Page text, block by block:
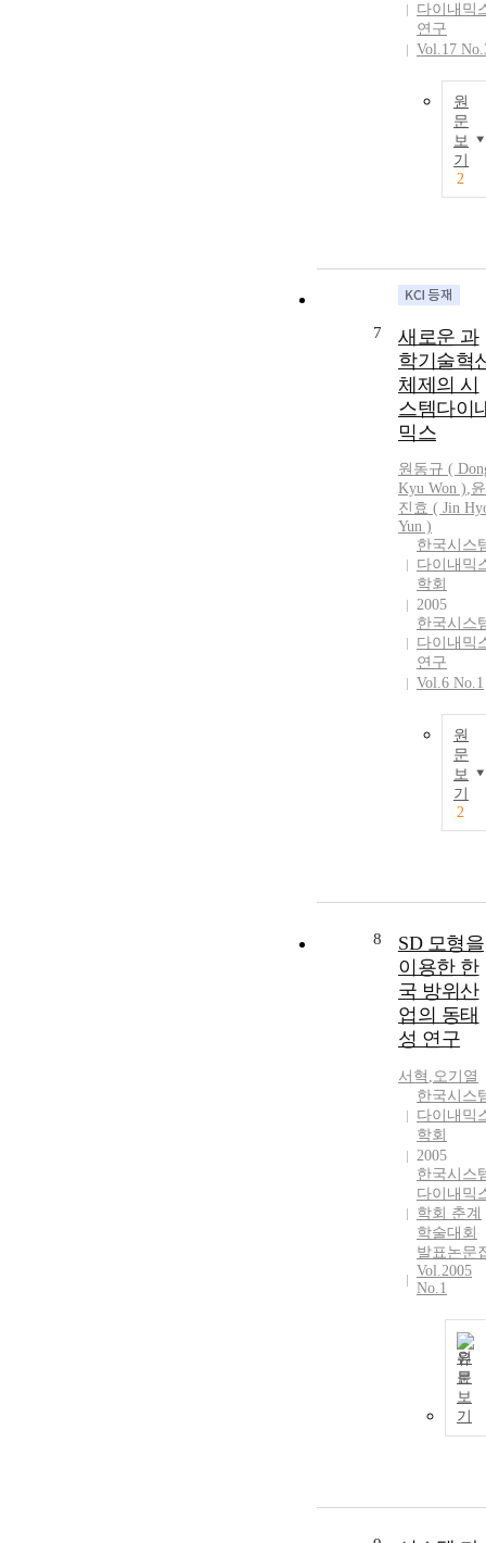
다이내믹
연구
Vol.17
원
문
보
기
2
7
새로운 과
학기술혁
체제의 시
스템다이
믹스
원동규 (
Kyu Won ),윤
진효 ( Jin
Yun )
한국시스
다이내믹
학회
2005
한국시스
다이내믹
연구
Vol.6 No.1
원
문
보
기
2
8
SD 모형을
이용한 한
국 방위산
업의 동태
성 연구
서혁 ,오기열
한국시스
다이내믹
학회
2005
한국시스
다이내믹
학회 춘계
학술대회
발표논문
Vol.2005
No.1
원
문
보
기